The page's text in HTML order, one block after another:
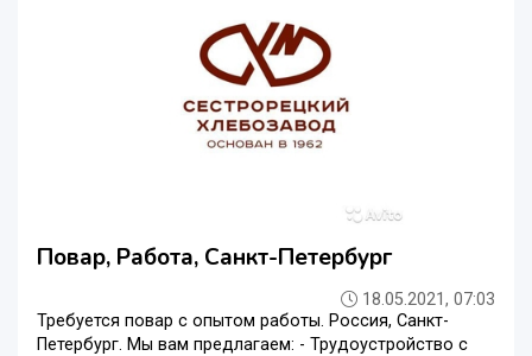
Повар, Работа, Санкт-Петербург
18.05.2021, 07:03
Требуется повар с опытом работы. Россия, Санкт-
Петербург. Мы вам предлагаем: - Трудоустройство с